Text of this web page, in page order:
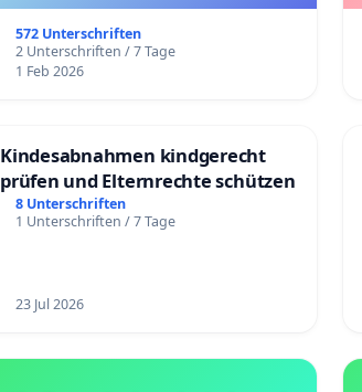
nedaleko Pohoří na Šumavě (česká
verze petice níže)
572 Unterschriften
2 Unterschriften / 7 Tage
1 Feb 2026
Kindesabnahmen kindgerecht
prüfen und Elternrechte schützen
8 Unterschriften
1 Unterschriften / 7 Tage
23 Jul 2026